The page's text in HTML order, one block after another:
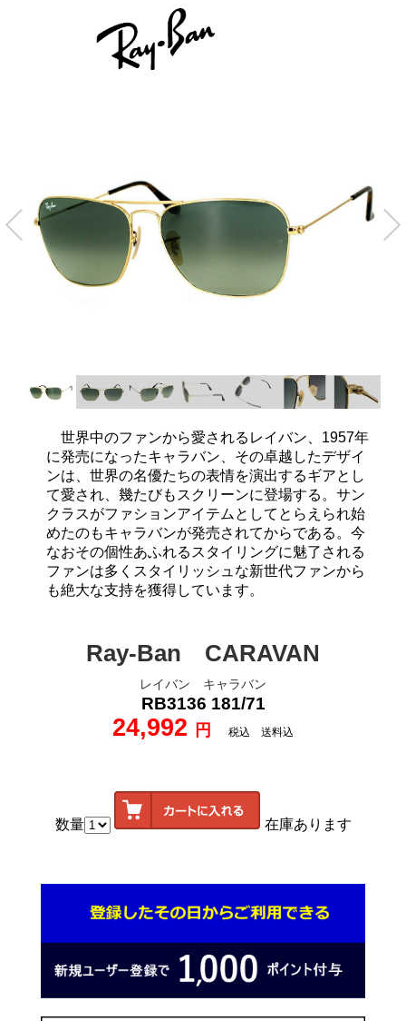
世界中のファンから愛されるレイバン、1957年
に発売になったキャラバン、その卓越したデザイ
ンは、世界の名優たちの表情を演出するギアとし
て愛され、幾たびもスクリーンに登場する。サン
クラスがファションアイテムとしてとらえられ始
めたのもキャラバンが発売されてからである。今
なおその個性あふれるスタイリングに魅了される
ファンは多くスタイリッシュな新世代ファンから
も絶大な支持を獲得しています。
Ray-Ban CARAVAN
レイバン キャラバン
RB3136 181/71
24,992 円 税込 送料込
数量 在庫あります